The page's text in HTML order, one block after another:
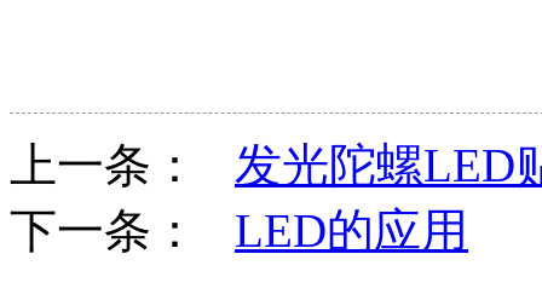
上一条： 发光陀螺LED
下一条： LED的应用